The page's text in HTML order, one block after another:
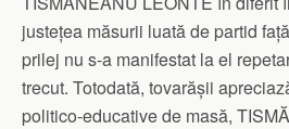
justețea măsurii luată de partid
prilej nu s-a manifestat la el
trecut. Totodată, tovarășii
politico-educative de masă,